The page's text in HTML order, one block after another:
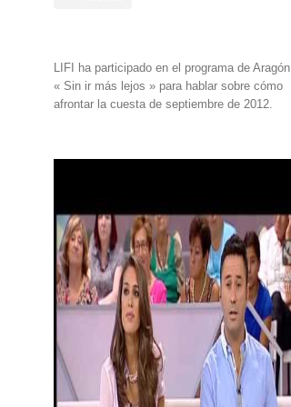
LIFI ha participado en el programa de
« Sin ir más lejos » para hablar sobre cómo
afrontar la cuesta de septiembre de 2012.